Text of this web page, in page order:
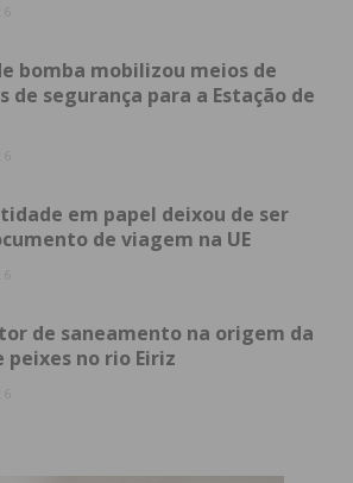
forma regular a informação
com os termos e
condições
bomba mobilizou meios de
de segurança para a Estação de
em papel deixou de ser
de viagem na UE
de saneamento na origem da
no rio Eiriz